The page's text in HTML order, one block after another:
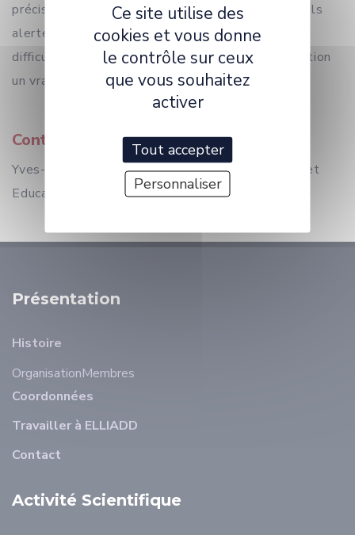
précise des leçons et un usage raisonné de l’IA. Ils
alertent sur le risque de devenir un « tuteur
difficultant » et font de l’entretien post observation
un vrai moment d’apprentissage et d'aide.
Contact
Yves-Félix Montagne, INSPE, Pôle Didactiques et
Education
Présentation
Histoire
OrganisationMembres
Coordonnées
Travailler à ELLIADD
Contact
Activité Scientifique
Ce site utilise des
cookies et vous donne
le contrôle sur ceux
que vous souhaitez
activer
Tout accepter
Personnaliser